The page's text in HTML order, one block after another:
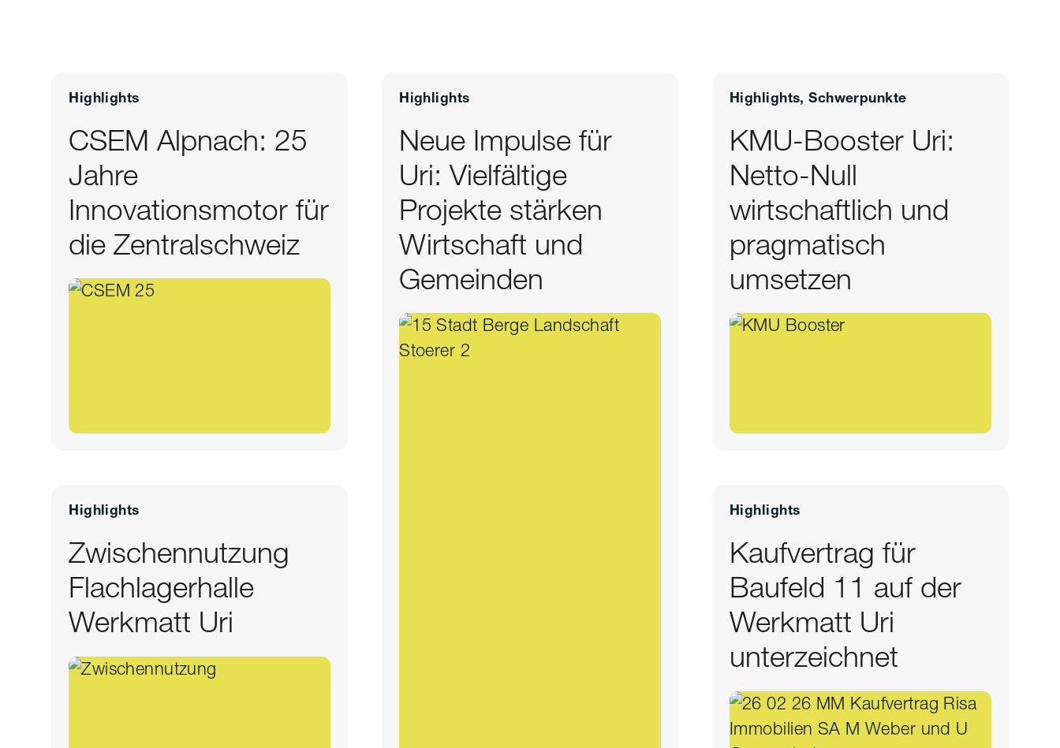
Highlights
CSEM Alpnach: 25
Jahre
Innovationsmotor für
die Zentralschweiz
Highlights
Neue Impulse für
Uri: Vielfältige
Projekte stärken
Wirtschaft und
Gemeinden
Highlights, Schwerpunkte
KMU-Booster Uri:
Netto-Null
wirtschaftlich und
pragmatisch
umsetzen
Highlights
Zwischennutzung
Flachlagerhalle
Werkmatt Uri
Highlights
Kaufvertrag für
Baufeld 11 auf der
Werkmatt Uri
unterzeichnet